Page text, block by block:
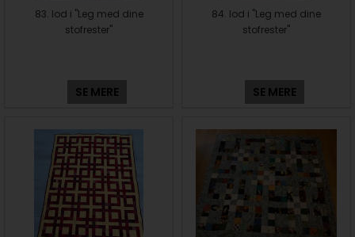
83. lod i "Leg med dine
stofrester"
SE MERE
84. lod i "Leg med dine
stofrester"
SE MERE